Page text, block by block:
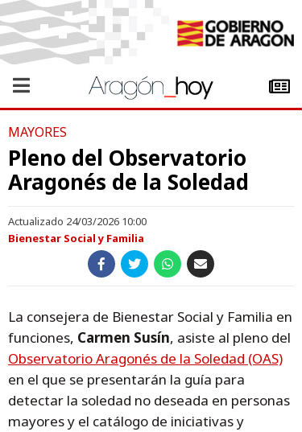
MAYORES
Pleno del Observatorio
Aragonés de la Soledad
Actualizado 24/03/2026 10:00
Bienestar Social y Familia
La consejera de Bienestar Social y Familia en
funciones, Carmen Susín, asiste al pleno del
Observatorio Aragonés de la Soledad (OAS)
en el que se presentarán la guía para
detectar la soledad no deseada en personas
mayores y el catálogo de iniciativas y